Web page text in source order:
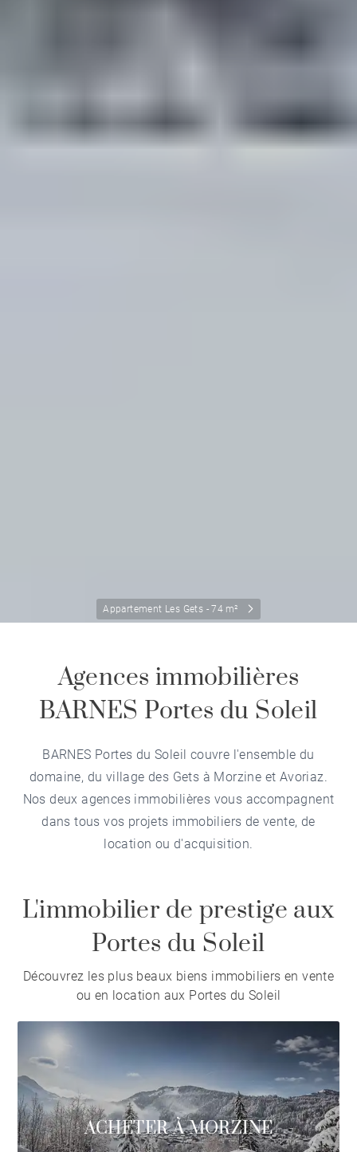
Appartement Les Gets - 74 m²
Agences immobilières
BARNES Portes du Soleil
BARNES Portes du Soleil couvre l'ensemble du
domaine, du village des Gets à Morzine et Avoriaz.
Nos deux agences immobilières vous accompagnent
dans tous vos projets immobiliers de vente, de
location ou d'acquisition.
L'immobilier de prestige aux
Portes du Soleil
Découvrez les plus beaux biens immobiliers en vente
ou en location aux Portes du Soleil
ACHETER À MORZINE